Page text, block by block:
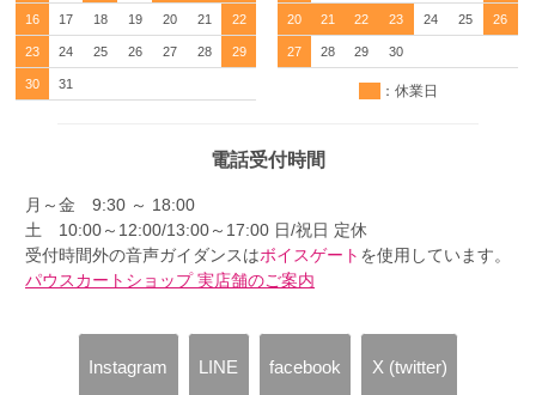
16 17 18 19 20 21 22
23 24 25 26 27 28 29
30 31
20 21 22 23 24 25 26
27 28 29 30
：休業日
電話受付時間
月～金 9:30 ～ 18:00
土 10:00～12:00/13:00～17:00 日/祝日 定休
受付時間外の音声ガイダンスはボイスゲート を使用しています。
パウスカートショップ 実店舗のご案内
Instagram LINE facebook X (twitter)